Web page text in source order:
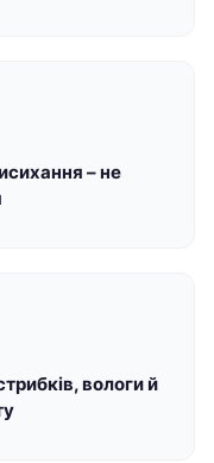
– не
вологи й